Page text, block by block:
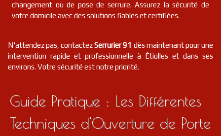
changement ou de pose de serrure. Assurez la sécurité de
votre domicile avec des solutions fiables et certifiées.
N'attendez pas, contactezSerrurier 91 dès maintenant pour une
intervention rapide et professionnelle à Étiolles et dans ses
environs. Votre sécurité est notre priorité.
Guide Pratique : Les Différentes
Techniques d'Ouverture de Porte